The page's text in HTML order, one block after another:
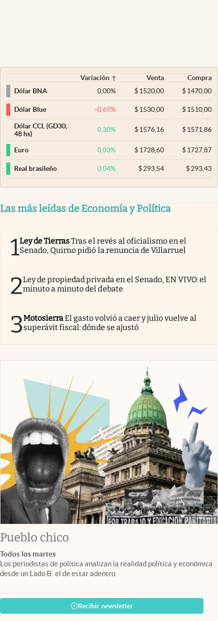
Variación Venta
Compra
Dólar BNA
0,00% $ 1520,00 $1470,00
Dólar Blue -0,65% $ 1530,00 $1510,00
Dólar CCL (GD30,
48 hs)
0,30% $ 1576,16 $1571,86
Euro 0,03% $ 1728,60 $1727,87
Real brasileño 0,04% $ 293,54 $293,43
Las más leídas de Economía y Política
1Ley de TierrasTras el revés al oficialismo en el
Senado, Quirno pidió la renuncia de Villarruel
2Ley de propiedad privada en el Senado, EN VIVO: el
minuto a minuto del debate
3MotosierraEl gasto volvió a caer y julio vuelve al
superávit fiscal: dónde se ajustó
Pueblo chico
Todos los martes
Los periodistas de política analizan la realidad política y económica
desde un Lado B: el de estar adentro.
Recibir newsletter